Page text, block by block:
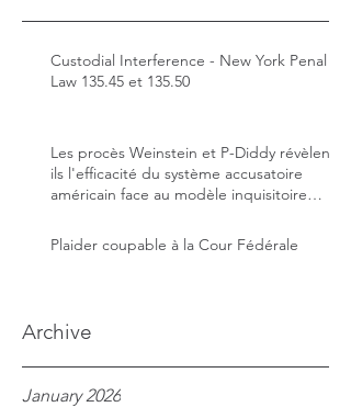
Custodial Interference - New York Penal
Law 135.45 et 135.50
Les procès Weinstein et P-Diddy révèlent-
ils l'efficacité du système accusatoire
américain face au modèle inquisitoire
Plaider coupable à la Cour Fédérale
Archive
January 2026